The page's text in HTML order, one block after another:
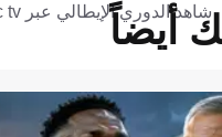
شاهد الدوري الإيطالي عبر stc tv بـ15 ريال فقط
أيضاً